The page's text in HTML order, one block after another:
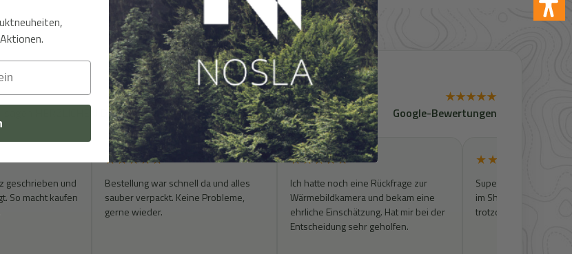
HERZLICHEN DANK!
★★★★★
Google-Bewertungen
geschrieben und
So macht kaufen
★★★★★
Bestellung war schnell da und alles
sauber verpackt. Keine Probleme,
gerne wieder.
★★★★★
Ich hatte noch eine Rückfrage zur
Wärmebildkamera und bekam eine
ehrliche Einschätzung. Hat mir bei der
Entscheidung sehr geholfen.
★★★★★
Super Kontakt. Artikel
im Shop zu finden,
trotzdem geprüft und